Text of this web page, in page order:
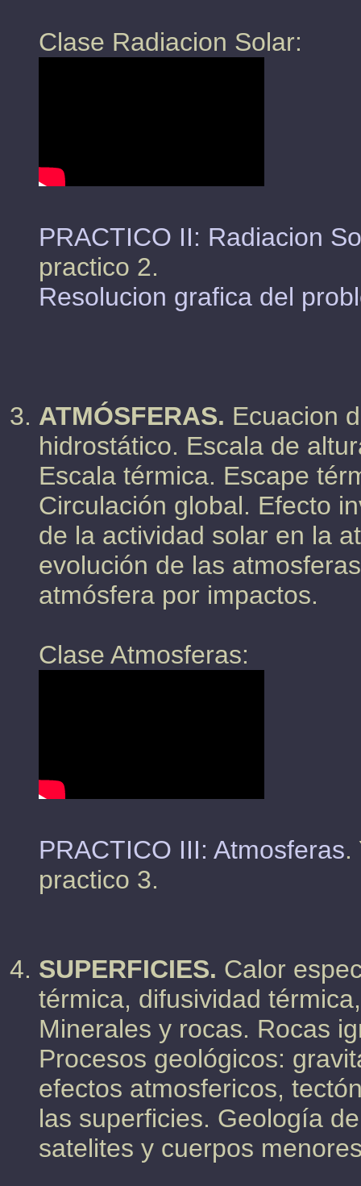
Clase Radiacion Solar:
PRACTICO II: Radiacion
practico 2.
Resolucion grafica del
ATMÓSFERAS. Ecuacion
hidrostático. Escala de
Escala térmica. Escape
Circulación global. Efecto
de la actividad solar en la
evolución de las
atmósfera por impactos.
Clase Atmosferas:
PRACTICO III: Atmosferas.
practico 3.
SUPERFICIES. Calor
térmica, difusividad
Minerales y rocas. Rocas
Procesos geológicos:
efectos atmosfericos,
las superficies. Geología
satelites y cuerpos